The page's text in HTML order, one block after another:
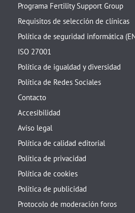
Programa Fertility Support Group
Requisitos de selección de clínicas
Política de seguridad informática
ISO 27001
Política de igualdad y diversidad
Política de Redes Sociales
Contacto
Accesibilidad
Aviso legal
Política de calidad editorial
Política de privacidad
Política de cookies
Política de publicidad
Protocolo de moderación foros